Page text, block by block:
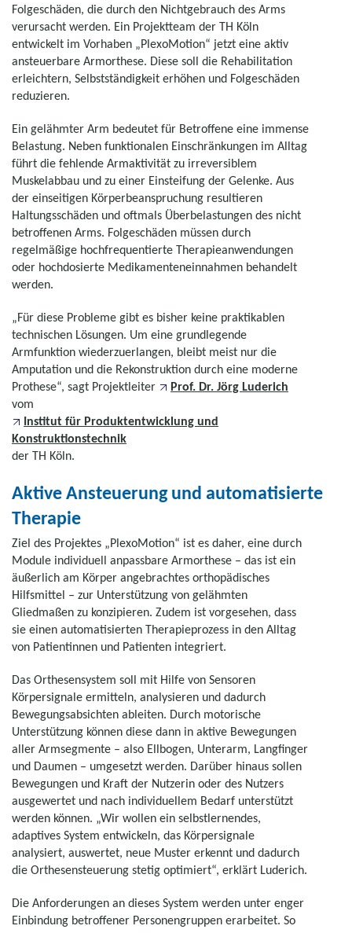
Folgeschäden, die durch den Nichtgebrauch des Arms
verursacht werden. Ein Projektteam der TH Köln
entwickelt im Vorhaben „PlexoMotion“ jetzt eine aktiv
ansteuerbare Armorthese. Diese soll die Rehabilitation
erleichtern, Selbstständigkeit erhöhen und Folgeschäden
reduzieren.
Ein gelähmter Arm bedeutet für Betroffene eine immense
Belastung. Neben funktionalen Einschränkungen im Alltag
führt die fehlende Armaktivität zu irreversiblem
Muskelabbau und zu einer Einsteifung der Gelenke. Aus
der einseitigen Körperbeanspruchung resultieren
Haltungsschäden und oftmals Überbelastungen des nicht
betroffenen Arms. Folgeschäden müssen durch
regelmäßige hochfrequentierte Therapieanwendungen
oder hochdosierte Medikamenteneinnahmen behandelt
werden.
„Für diese Probleme gibt es bisher keine praktikablen
technischen Lösungen. Um eine grundlegende
Armfunktion wiederzuerlangen, bleibt meist nur die
Amputation und die Rekonstruktion durch eine moderne
Prothese“, sagt Projektleiter
Prof. Dr. Jörg Luderich
vom
Institut für Produktentwicklung und
Konstruktionstechnik
der TH Köln.
Aktive Ansteuerung und automatisierte
Therapie
Ziel des Projektes „PlexoMotion“ ist es daher, eine durch
Module individuell anpassbare Armorthese – das ist ein
äußerlich am Körper angebrachtes orthopädisches
Hilfsmittel – zur Unterstützung von gelähmten
Gliedmaßen zu konzipieren. Zudem ist vorgesehen, dass
sie einen automatisierten Therapieprozess in den Alltag
von Patientinnen und Patienten integriert.
Das Orthesensystem soll mit Hilfe von Sensoren
Körpersignale ermitteln, analysieren und dadurch
Bewegungsabsichten ableiten. Durch motorische
Unterstützung können diese dann in aktive Bewegungen
aller Armsegmente – also Ellbogen, Unterarm, Langfinger
und Daumen – umgesetzt werden. Darüber hinaus sollen
Bewegungen und Kraft der Nutzerin oder des Nutzers
ausgewertet und nach individuellem Bedarf unterstützt
werden können. „Wir wollen ein selbstlernendes,
adaptives System entwickeln, das Körpersignale
analysiert, auswertet, neue Muster erkennt und dadurch
die Orthesensteuerung stetig optimiert“, erklärt Luderich.
Die Anforderungen an dieses System werden unter enger
Einbindung betroffener Personengruppen erarbeitet. So